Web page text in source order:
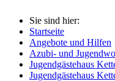
Sie sind hier:
Startseite
Angebote und Hilfen
Azubi- und
Jugendgästehaus
Jugendgästehaus